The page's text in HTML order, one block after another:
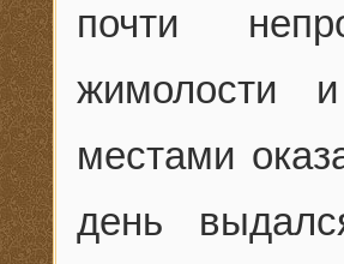
почти
жимолости
местами
день